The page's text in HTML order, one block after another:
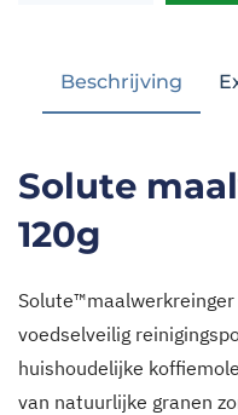
120g
Beschrijving
Solute
120g
voedselveilig
huishoudelijke
van natuurlijke granen